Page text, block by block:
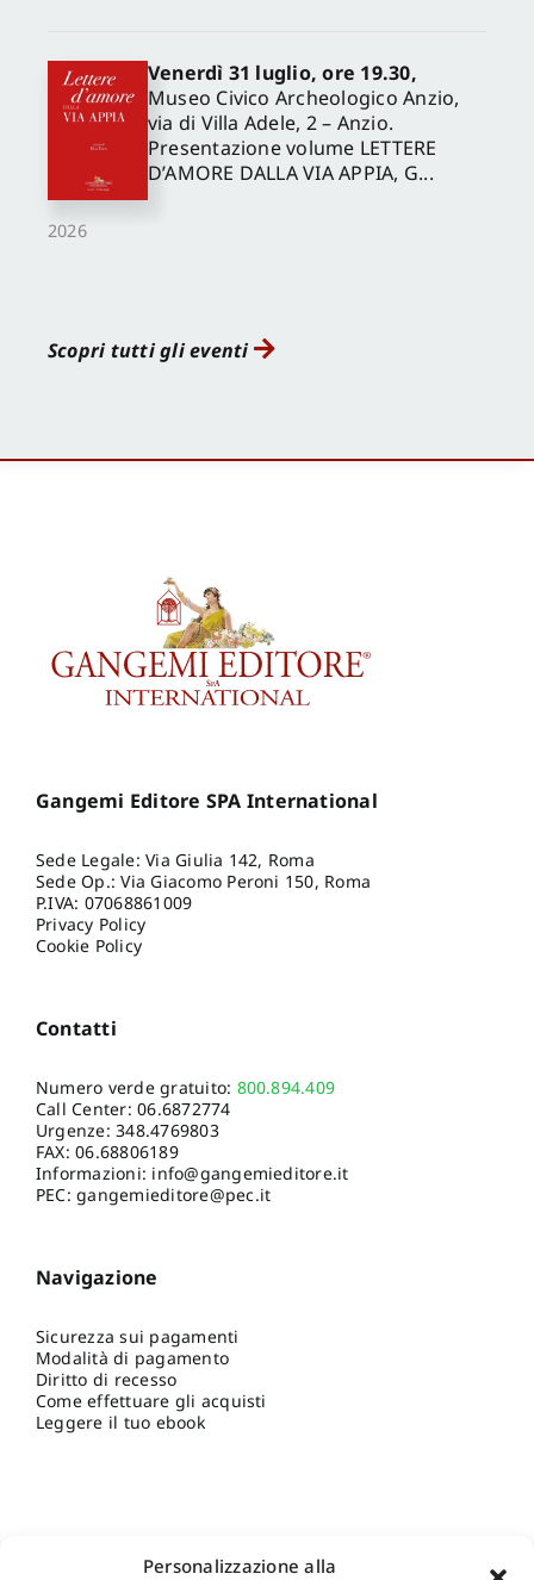
Personalizzazione alla
2026
Venerdì 31 luglio, ore 19.30,
Museo Civico Archeologico Anzio,
via di Villa Adele, 2 – Anzio.
Presentazione volume LETTERE
D’AMORE DALLA VIA APPIA, G...
Scopri tutti gli eventi
Gangemi Editore SPA International
Sede Legale: Via Giulia 142, Roma
Sede Op.: Via Giacomo Peroni 150, Roma
P.IVA: 07068861009
Privacy Policy
Cookie Policy
Contatti
Numero verde gratuito: 800.894.409
Call Center:06.6872774
Urgenze:348.4769803
FAX: 06.68806189
Informazioni: info@gangemieditore.it
PEC: gangemieditore@pec.it
Navigazione
Sicurezza sui pagamenti
Modalità di pagamento
Diritto di recesso
Come effettuare gli acquisti
Leggere il tuo ebook